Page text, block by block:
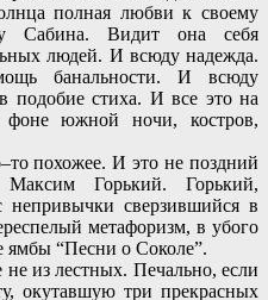
полная любви к своему
Сабина. Видит она себя
людей. И всюду надежда.
банальности. И всюду
подобие стиха. И все это на
фоне южной ночи, костров,
похожее. И это не поздний
Горький. Горький,
сверзившийся в
метафоризм, в убого
ямбы “Песни о Соколе”.
из лестных. Печально, если
окутавшую три прекрасных